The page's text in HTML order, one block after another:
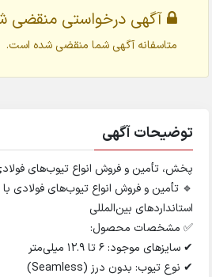
آگهی درخواستی
متاسفانه آگهی شما منقضی شده است.
توضیحات آگهی
پخش، تأمین و فروش انواع تیوب‌های
🔹 تأمین و فروش انواع تیوب‌های فولادی با
استانداردهای بین‌المللی
✅ مشخصات محصول:
✔ سایزهای موجود: 6 تا 12.9 میلی‌متر
✔ نوع تیوب: بدون درز (Seamless)